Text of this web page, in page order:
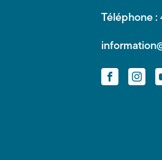
Téléphone :
Facebook